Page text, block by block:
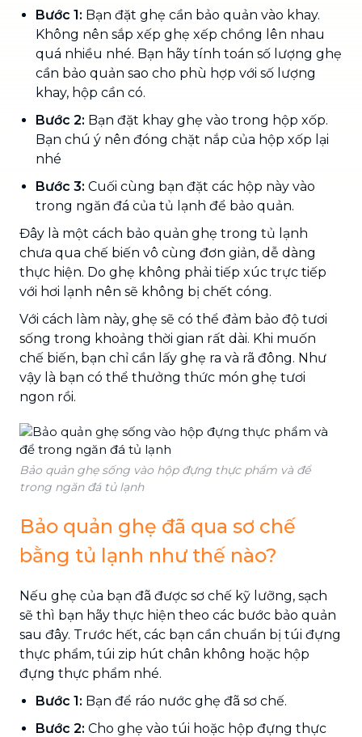
Bước 1: Bạn đặt ghẹ cần bảo quản vào khay.
Không nên sắp xếp ghẹ xếp chồng lên nhau
quá nhiều nhé. Bạn hãy tính toán số lượng ghẹ
cần bảo quản sao cho phù hợp với số lượng
khay, hộp cần có.
Bước 2: Bạn đặt khay ghẹ vào trong hộp xốp.
Bạn chú ý nên đóng chặt nắp của hộp xốp lại
nhé
Bước 3: Cuối cùng bạn đặt các hộp này vào
trong ngăn đá của tủ lạnh để bảo quản.
Đây là một cách bảo quản ghẹ trong tủ lạnh
chưa qua chế biến vô cùng đơn giản, dễ dàng
thực hiện. Do ghẹ không phải tiếp xúc trực tiếp
với hơi lạnh nên sẽ không bị chết cóng.
Với cách làm này, ghẹ sẽ có thể đảm bảo độ tươi
sống trong khoảng thời gian rất dài. Khi muốn
chế biến, bạn chỉ cần lấy ghẹ ra và rã đông. Như
vậy là bạn có thể thưởng thức món ghẹ tươi
ngon rồi.
Bảo quản ghẹ sống vào hộp đựng thực phẩm và để
trong ngăn đá tủ lạnh
Bảo quản ghẹ đã qua sơ chế
bằng tủ lạnh như thế nào?
Nếu ghẹ của bạn đã được sơ chế kỹ lưỡng, sạch
sẽ thì bạn hãy thực hiện theo các bước bảo quản
sau đây. Trước hết, các bạn cần chuẩn bị túi đựng
thực phẩm, túi zip hút chân không hoặc hộp
đựng thực phẩm nhé.
Bước 1: Bạn để ráo nước ghẹ đã sơ chế.
Bước 2: Cho ghẹ vào túi hoặc hộp đựng thực